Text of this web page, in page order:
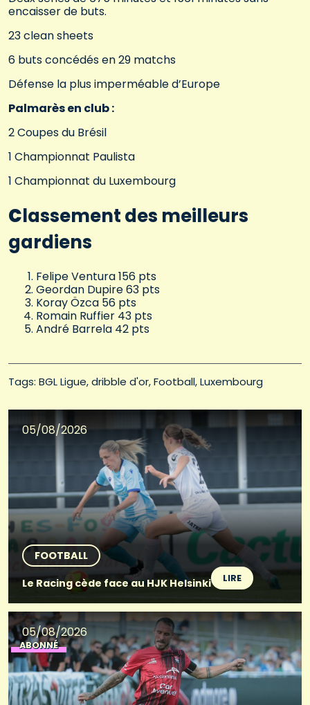
encaisser de buts.
23 clean sheets
6 buts concédés en 29 matchs
Défense la plus imperméable d’Europe
Palmarès en club :
2 Coupes du Brésil
1 Championnat Paulista
1 Championnat du Luxembourg
Classement des meilleurs
gardiens
Felipe Ventura 156 pts
Geordan Dupire 63 pts
Koray Özca 56 pts
Romain Ruffier 43 pts
André Barrela 42 pts
Tags: BGL Ligue dribble d'or Football Luxembourg
05/08/2026
FOOTBALL
Le Racing cède face au HJK Helsinki
LIRE
05/08/2026
ABONNÉ